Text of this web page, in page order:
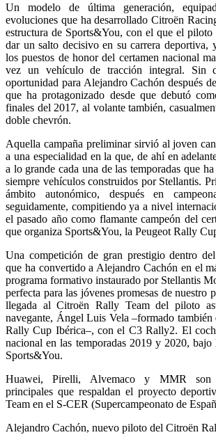
Un modelo de última generación,
evoluciones que ha desarrollado Citroën
estructura de Sports&You, con el que el piloto
dar un salto decisivo en su carrera deportiva,
los puestos de honor del certamen nacional
vez un vehículo de tracción integral. Sin
oportunidad para Alejandro Cachón después
que ha protagonizado desde que debutó
finales del 2017, al volante también,
doble chevrón.
Aquella campaña preliminar sirvió al joven
a una especialidad en la que, de ahí en
a lo grande cada una de las temporadas que
siempre vehículos construidos por Stellantis.
ámbito autonómico, después en
seguidamente, compitiendo ya a nivel
el pasado año como flamante campeón del
que organiza Sports&You, la Peugeot Rally
Una competición de gran prestigio dentro
que ha convertido a Alejandro Cachón en el
programa formativo instaurado por Stellantis
perfecta para las jóvenes promesas de nuestro
llegada al Citroën Rally Team del piloto
navegante, Ángel Luis Vela –formado también
Rally Cup Ibérica–, con el C3 Rally2. El
nacional en las temporadas 2019 y 2020, bajo
Sports&You.
Huawei, Pirelli, Alvemaco y MMR son
principales que respaldan el proyecto
Team en el S-CER (Supercampeonato de
Alejandro Cachón, nuevo piloto del Citroën